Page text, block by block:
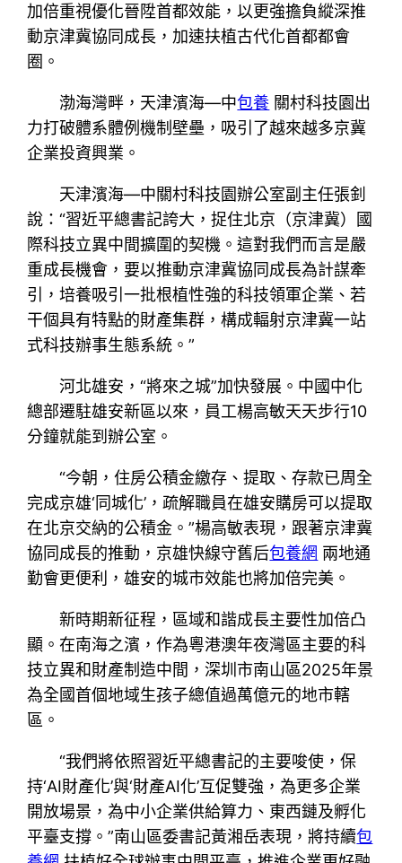
加倍重視優化晉陞首都效能，以更強擔負縱深推
動京津冀協同成長，加速扶植古代化首都都會
圈。
渤海灣畔，天津濱海—中包養 關村科技園出
力打破體系體例機制壁壘，吸引了越來越多京冀
企業投資興業。
天津濱海—中關村科技園辦公室副主任張釗
說：“習近平總書記誇大，捉住北京（京津冀）國
際科技立異中間擴圍的契機。這對我們而言是嚴
重成長機會，要以推動京津冀協同成長為計謀牽
引，培養吸引一批根植性強的科技領軍企業、若
干個具有特點的財產集群，構成輻射京津冀一站
式科技辦事生態系統。”
河北雄安，“將來之城”加快發展。中國中化
總部遷駐雄安新區以來，員工楊高敏天天步行10
分鐘就能到辦公室。
“今朝，住房公積金繳存、提取、存款已周全
完成京雄‘同城化’，疏解職員在雄安購房可以提取
在北京交納的公積金。”楊高敏表現，跟著京津冀
協同成長的推動，京雄快線守舊后包養網 兩地通
勤會更便利，雄安的城市效能也將加倍完美。
新時期新征程，區域和諧成長主要性加倍凸
顯。在南海之濱，作為粵港澳年夜灣區主要的科
技立異和財產制造中間，深圳市南山區2025年景
為全國首個地域生孩子總值過萬億元的地市轄
區。
“我們將依照習近平總書記的主要唆使，保
持‘AI財產化’與‘財產AI化’互促雙強，為更多企業
開放場景，為中小企業供給算力、東西鏈及孵化
平臺支撐。”南山區委書記黃湘岳表現，將持續包